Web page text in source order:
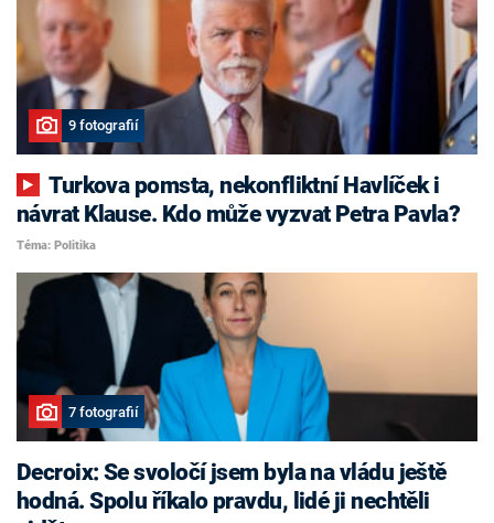
9 fotografií
Turkova pomsta, nekonfliktní Havlíček i
návrat Klause. Kdo může vyzvat Petra Pavla?
Téma: Politika
7 fotografií
Decroix: Se svoločí jsem byla na vládu ještě
hodná. Spolu říkalo pravdu, lidé ji nechtěli